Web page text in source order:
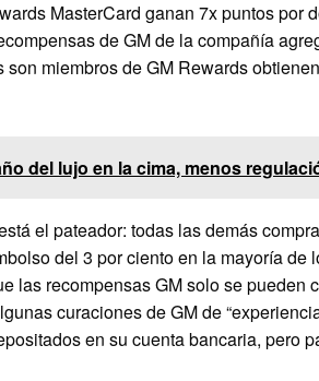
MasterCard ganan 7x puntos por
de GM de la compañía
son miembros de GM Rewards
del lujo en la cima, menos
el pateador: todas las demás
del 3 por ciento en la mayoría de
las recompensas GM solo se
curaciones de GM de
en su cuenta bancaria, pero